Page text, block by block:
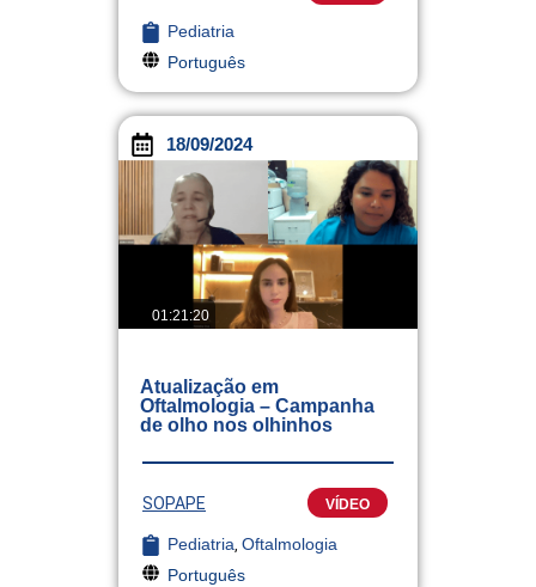
Pediatria
Português
18/09/2024
01:21:20
Atualização em
Oftalmologia – Campanha
de olho nos olhinhos
SOPAPE VÍDEO
Pediatria Oftalmologia
Português